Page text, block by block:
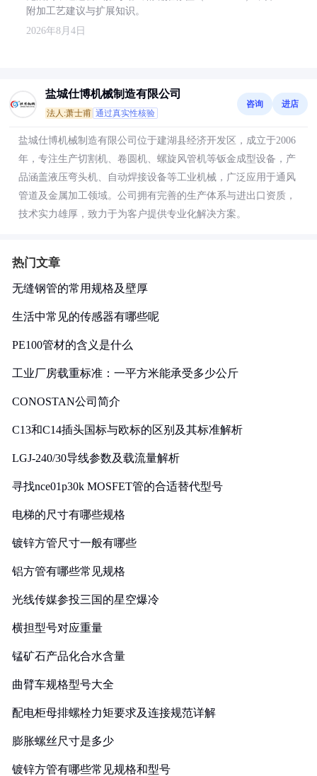
附加工艺建议与扩展知识。
2026年8月4日
盐城仕博机械制造有限公司
法人:萧士甫 通过真实性核验
咨询 进店
盐城仕博机械制造有限公司位于建湖县经济开发区，成立于2006
年，专注生产切割机、卷圆机、螺旋风管机等钣金成型设备，产
品涵盖液压弯头机、自动焊接设备等工业机械，广泛应用于通风
管道及金属加工领域。公司拥有完善的生产体系与进出口资质，
技术实力雄厚，致力于为客户提供专业化解决方案。
热门文章
无缝钢管的常用规格及壁厚
生活中常见的传感器有哪些呢
PE100管材的含义是什么
工业厂房载重标准：一平方米能承受多少公斤
CONOSTAN公司简介
C13和C14插头国标与欧标的区别及其标准解析
LGJ-240/30导线参数及载流量解析
寻找nce01p30k MOSFET管的合适替代型号
电梯的尺寸有哪些规格
镀锌方管尺寸一般有哪些
铝方管有哪些常见规格
光线传媒参投三国的星空爆冷
横担型号对应重量
锰矿石产品化合水含量
曲臂车规格型号大全
配电柜母排螺栓力矩要求及连接规范详解
膨胀螺丝尺寸是多少
镀锌方管有哪些常见规格和型号